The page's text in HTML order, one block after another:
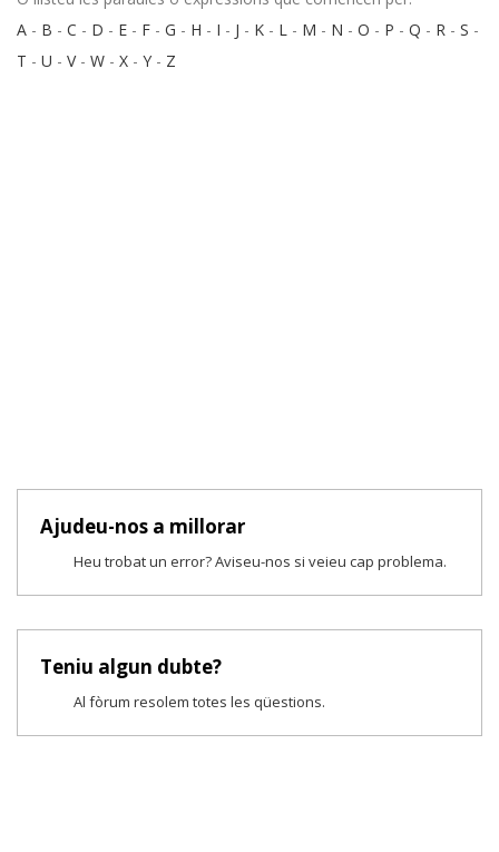
A - B - C - D - E - F - G - H - I - J - K - L - M - N - O - P - Q - R - S -
T - U - V- W - X - Y - Z
Ajudeu-nos a millorar
Heu trobat un error? Aviseu-nos si veieu cap problema.
Teniu algun dubte?
Al fòrum resolem totes les qüestions.